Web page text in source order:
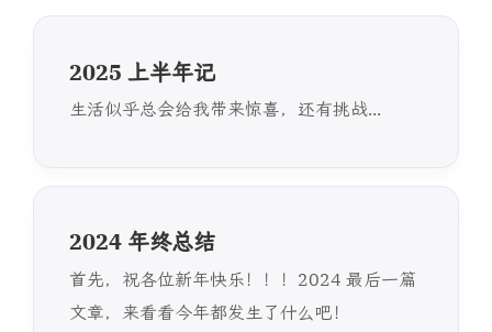
2025 上半年记
生活似乎总会给我带来惊喜，还有挑战...
2024 年终总结
首先，祝各位新年快乐！！！2024 最后一篇
文章，来看看今年都发生了什么吧！